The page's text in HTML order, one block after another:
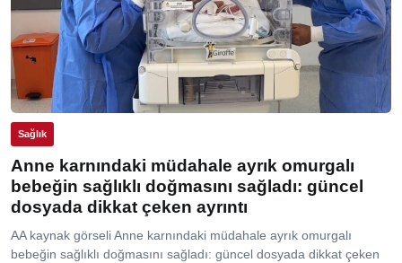
Sağlık
Anne karnındaki müdahale ayrık omurgalı
bebeğin sağlıklı doğmasını sağladı: güncel
dosyada dikkat çeken ayrıntı
AA kaynak görseli Anne karnındaki müdahale ayrık omurgalı
bebeğin sağlıklı doğmasını sağladı: güncel dosyada dikkat çeken